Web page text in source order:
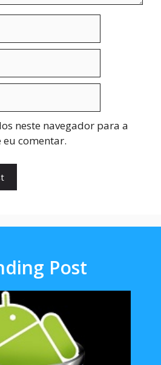
neste navegador para a
comentar.
Post